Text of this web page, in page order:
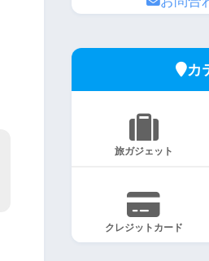
カ
旅ガジェット
クレジットカード